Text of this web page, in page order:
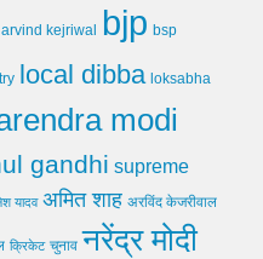
arvind kejriwal bjp bsp
local dibba loksabha
modi
gandhi supreme
यादव अमित शाह अरविंद केजरीवाल
क्रिकेट चुनाव नरेंद्र मोदी